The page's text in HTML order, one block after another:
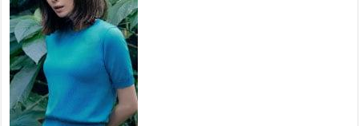
ИРГЭД, АЖ АХУЙН НЭГЖИЙН
АЧААГ ХЭРХЭН ХӨНГӨЛСНӨӨР ДҮГНЭНЭ
2026 оны 7 сар 21 / 10 цаг 09 минут
Байнгын хорооны дарга
М.Мандхай Цөлжилттэй
тэмцэх тухай НҮБ-ын
конвенцын талуудын 17 дугаар
бага хурал (СОР17)-ын бэлтгэл ажлын явцтай